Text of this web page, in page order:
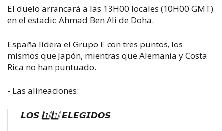
El duelo arrancará a las 13H00 locales (10H00 GMT)
en el estadio Ahmad Ben Ali de Doha.
España lidera el Grupo E con tres puntos, los
mismos que Japón, mientras que Alemania y Costa
Rica no han puntuado.
- Las alineaciones:
𝙇𝙊𝙎 1️⃣1️⃣ 𝙀𝙇𝙀𝙂𝙄𝘿𝙊𝙎